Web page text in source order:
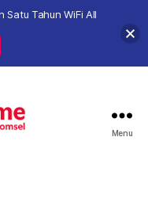
Menu
Satu Tahun WiFi All